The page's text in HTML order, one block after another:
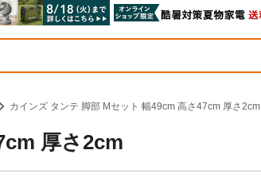
カインズ タンテ 脚部 Mセット 幅49cm 高さ47cm 厚さ2cm
厚さ2cm